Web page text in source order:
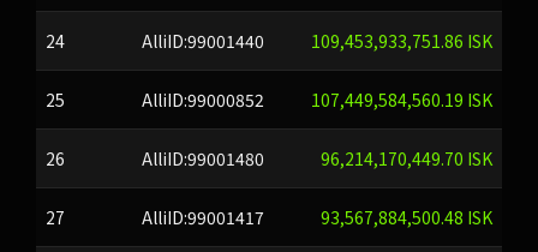
24 AlliID:99001440 109,453,933,751.86 ISK
25 AlliID:99000852 107,449,584,560.19 ISK
26 AlliID:99001480 96,214,170,449.70 ISK
27 AlliID:99001417 93,567,884,500.48 ISK